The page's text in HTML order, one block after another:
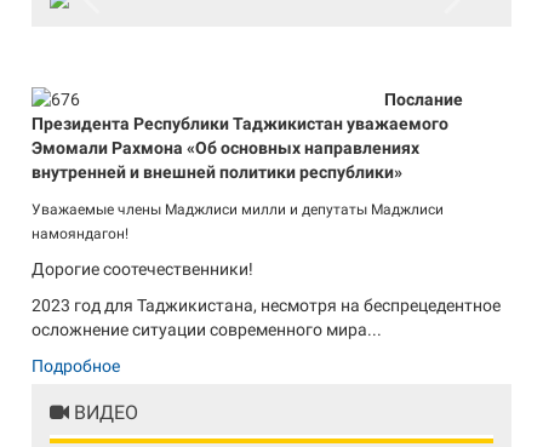
Послание
Президента Республики Таджикистан уважаемого
Эмомали Рахмона «Об основных направлениях
внутренней и внешней политики республики»
Уважаемые члены Маджлиси милли и депутаты Маджлиси
намояндагон!
Дорогие соотечественники!
2023 год для Таджикистана, несмотря на беспрецедентное
осложнение ситуации современного мира...
Подробное
ВИДЕО